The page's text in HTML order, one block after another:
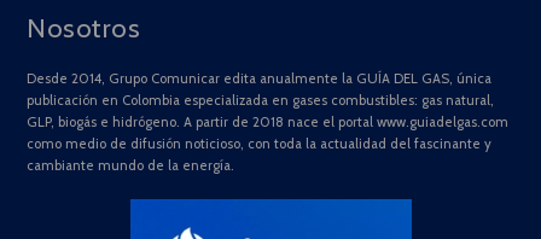
Nosotros
Desde 2014, Grupo Comunicar edita anualmente la GUÍA DEL GAS, única
publicación en Colombia especializada en gases combustibles: gas natural,
GLP, biogás e hidrógeno. A partir de 2018 nace el portal www.guiadelgas.com
como medio de difusión noticioso, con toda la actualidad del fascinante y
cambiante mundo de la energía.